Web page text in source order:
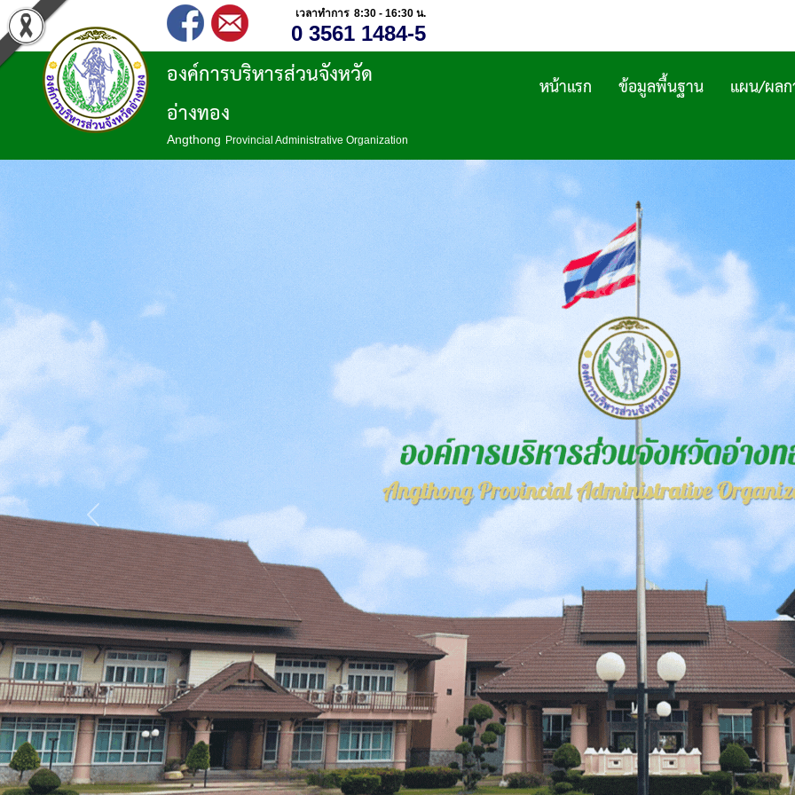
เวลาทำการ 8:30 - 16:30 น.
0 3561 1484-5
องค์การบริหารส่วนจังหวัด
อ่างทอง
Angthong Provincial Administrative Organization
แผน/ผลก
ข้อมูลพื้นฐาน
หน้าแรก
Previous